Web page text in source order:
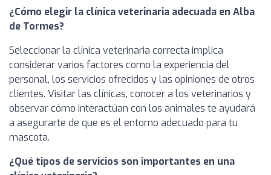
¿Cómo elegir la clínica veterinaria adecuada en Alba
de Tormes?
Seleccionar la clínica veterinaria correcta implica
considerar varios factores como la experiencia del
personal, los servicios ofrecidos y las opiniones de otros
clientes. Visitar las clínicas, conocer a los veterinarios y
observar cómo interactúan con los animales te ayudará
a asegurarte de que es el entorno adecuado para tu
mascota.
¿Qué tipos de servicios son importantes en una